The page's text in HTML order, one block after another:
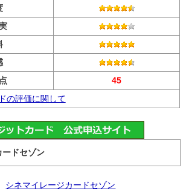
45
の評価に関して
ードセゾン
シネマイレージカードセゾン